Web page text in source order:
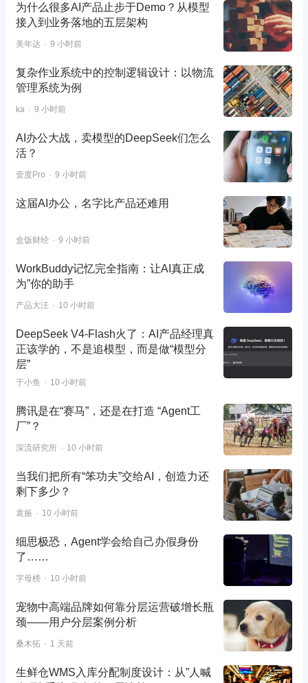
为什么很多AI产品止步于Demo？从模型
接入到业务落地的五层架构
美年达 9 小时前
复杂作业系统中的控制逻辑设计：以物流
管理系统为例
ka 9 小时前
AI办公大战，卖模型的DeepSeek们怎么
活？
壹度Pro 9 小时前
这届AI办公，名字比产品还难用
盒饭财经 9 小时前
WorkBuddy记忆完全指南：让AI真正成
为”你的助手
产品大汪 10 小时前
DeepSeek V4-Flash火了：AI产品经理真
正该学的，不是追模型，而是做“模型分
层”
于小鱼 10 小时前
腾讯是在“赛马”，还是在打造 “Agent工
厂”？
深流研究所 10 小时前
当我们把所有“笨功夫”交给AI，创造力还
剩下多少？
袁振 10 小时前
细思极恐，Agent学会给自己办假身份
了……
字母榜 10 小时前
宠物中高端品牌如何靠分层运营破增长瓶
颈——用户分层案例分析
桑木拓 1 天前
生鲜仓WMS入库分配制度设计：从”人喊